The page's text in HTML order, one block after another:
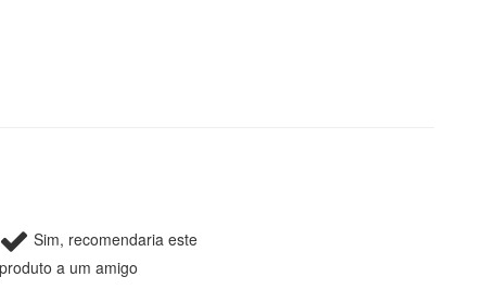
Sim, recomendaria este
produto a um amigo